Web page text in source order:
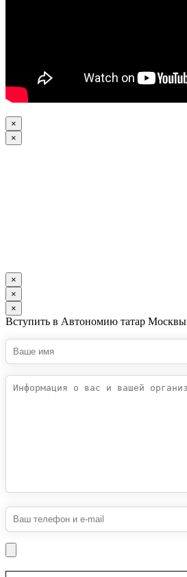
×
×
×
×
×
Вступить в Автономию татар Москвы